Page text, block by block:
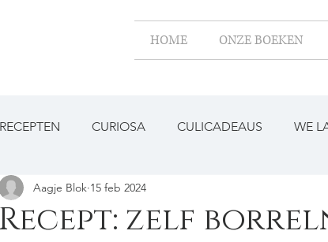
HOME ONZE BOEKEN
RECEPTEN CURIOSA CULICADEAUS WE
DAT NOG?
Recept: zelf
Aagje Blok 15 feb 2024